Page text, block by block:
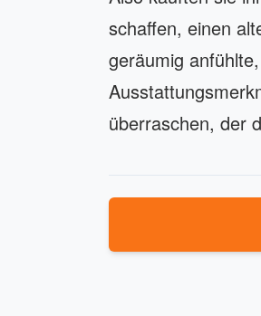
schaffen, einen
geräumig
überraschen, der